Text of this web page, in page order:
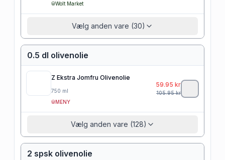
Wolt Market
Vælg anden vare (30)
0.5 dl olivenolie
Z Ekstra Jomfru Olivenolie
750 ml
MENY
59.95 kr
105.95kr
Vælg anden vare (128)
2 spsk olivenolie